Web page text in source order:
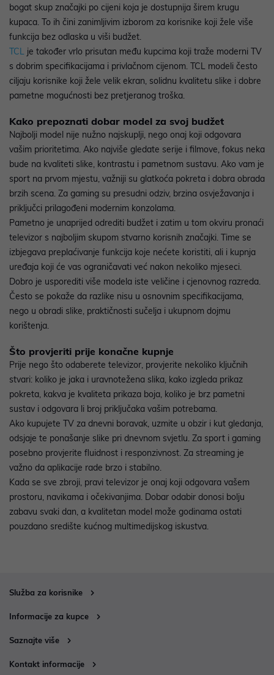
bogat skup značajki po cijeni koja je dostupnija širem krugu
kupaca. To ih čini zanimljivim izborom za korisnike koji žele više
funkcija bez odlaska u viši budžet.
TCL je također vrlo prisutan među kupcima koji traže moderni TV
s dobrim specifikacijama i privlačnom cijenom. TCL modeli često
ciljaju korisnike koji žele velik ekran, solidnu kvalitetu slike i dobre
pametne mogućnosti bez pretjeranog troška.
Kako prepoznati dobar model za svoj budžet
Najbolji model nije nužno najskuplji, nego onaj koji odgovara
vašim prioritetima. Ako najviše gledate serije i filmove, fokus neka
bude na kvaliteti slike, kontrastu i pametnom sustavu. Ako vam je
sport na prvom mjestu, važniji su glatkoća pokreta i dobra obrada
brzih scena. Za gaming su presudni odziv, brzina osvježavanja i
priključci prilagođeni modernim konzolama.
Pametno je unaprijed odrediti budžet i zatim u tom okviru pronaći
televizor s najboljim skupom stvarno korisnih značajki. Time se
izbjegava preplaćivanje funkcija koje nećete koristiti, ali i kupnja
uređaja koji će vas ograničavati već nakon nekoliko mjeseci.
Dobro je usporediti više modela iste veličine i cjenovnog razreda.
Često se pokaže da razlike nisu u osnovnim specifikacijama,
nego u obradi slike, praktičnosti sučelja i ukupnom dojmu
korištenja.
Što provjeriti prije konačne kupnje
Prije nego što odaberete televizor, provjerite nekoliko ključnih
stvari: koliko je jaka i uravnotežena slika, kako izgleda prikaz
pokreta, kakva je kvaliteta prikaza boja, koliko je brz pametni
sustav i odgovara li broj priključaka vašim potrebama.
Ako kupujete TV za dnevni boravak, uzmite u obzir i kut gledanja,
odsjaje te ponašanje slike pri dnevnom svjetlu. Za sport i gaming
posebno provjerite fluidnost i responzivnost. Za streaming je
važno da aplikacije rade brzo i stabilno.
Kada se sve zbroji, pravi televizor je onaj koji odgovara vašem
prostoru, navikama i očekivanjima. Dobar odabir donosi bolju
zabavu svaki dan, a kvalitetan model može godinama ostati
pouzdano središte kućnog multimedijskog iskustva.
Služba za korisnike
Informacije za kupce
Saznajte više
Kontakt informacije